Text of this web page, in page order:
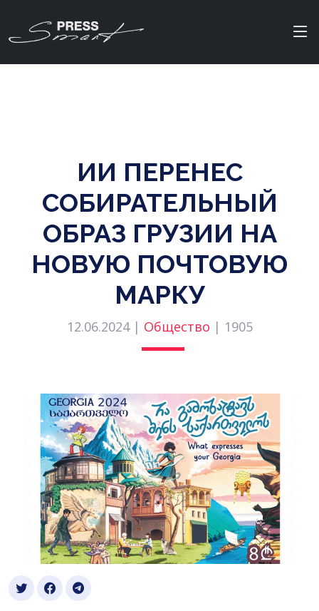
ИИ ПЕРЕНЕС
СОБИРАТЕЛЬНЫЙ
ОБРАЗ ГРУЗИИ НА
НОВУЮ ПОЧТОВУЮ
МАРКУ
12.06.2024 | Общество | 1905